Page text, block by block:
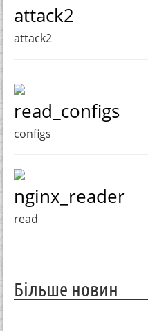
attack2
attack2
read_configs
configs
nginx_reader
read
Більше новин